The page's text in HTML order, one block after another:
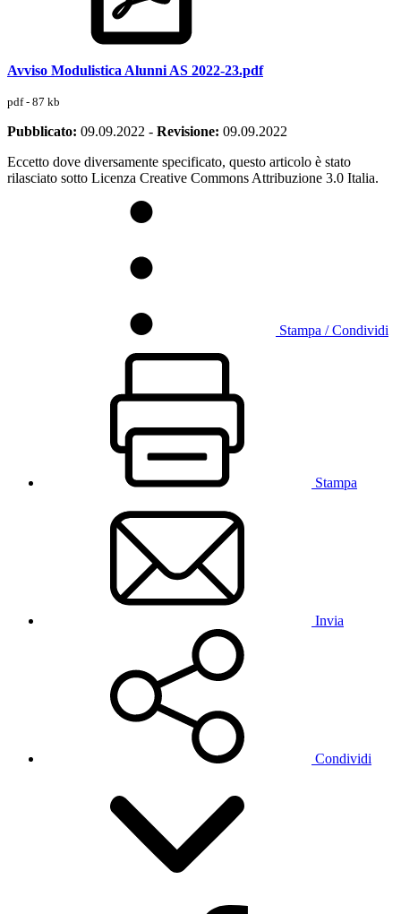
Avviso Modulistica Alunni AS 2022-23.pdf
pdf - 87 kb
Pubblicato: 09.09.2022 - Revisione: 09.09.2022
Eccetto dove diversamente specificato, questo articolo è stato
rilasciato sotto Licenza Creative Commons Attribuzione 3.0 Italia.
Stampa / Condividi
Stampa
Invia
Condividi